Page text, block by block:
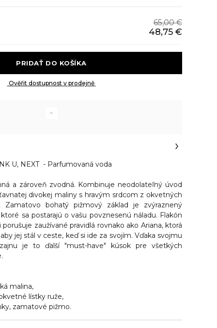
65,00 €
48,75 €
Ověřit dostupnost v prodejně
U, NEXT - Parfumovaná voda
a zároveň zvodná. Kombinuje neodolateľný úvod
divokej maliny s hravým srdcom z okvetných
Zamatovo bohatý pižmový základ je zvýraznený
sa postarajú o vašu povznesenú náladu. Flakón
zaužívané pravidlá rovnako ako Ariana, ktorá
jej stál v ceste, keď si ide za svojím. Vďaka svojmu
je to ďalší "must-have" kúsok pre všetkých
malina,
lístky ruže,
zamatové pižmo.